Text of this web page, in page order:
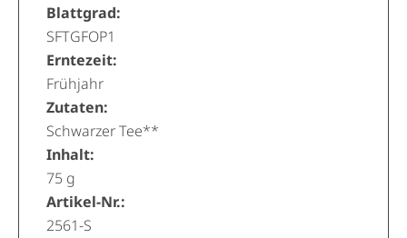
Blattgrad:
SFTGFOP1
Erntezeit:
Frühjahr
Zutaten:
Schwarzer Tee**
Inhalt:
75 g
Artikel-Nr.:
2561-S